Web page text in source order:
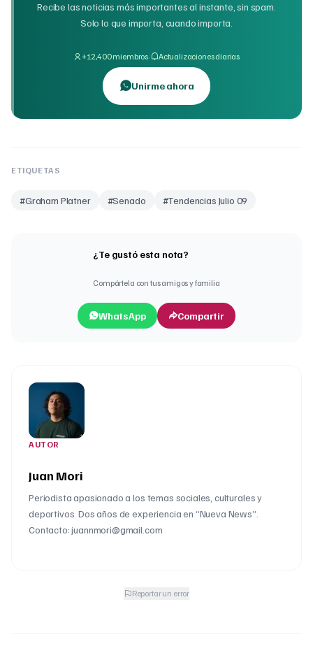
Recibe las noticias más importantes al instante, sin spam.
Solo lo que importa, cuando importa.
+12,400 miembros· Actualizaciones diarias
Unirme ahora
ETIQUETAS
#Graham Platner #Senado #Tendencias Julio 09
¿Te gustó esta nota?
Compártela con tus amigos y familia
WhatsApp Compartir
AUTOR
Juan Mori
Periodista apasionado a los temas sociales, culturales y
deportivos. Dos años de experiencia en “Nueva News”.
Contacto: juannmori@gmail.com
Reportar un error